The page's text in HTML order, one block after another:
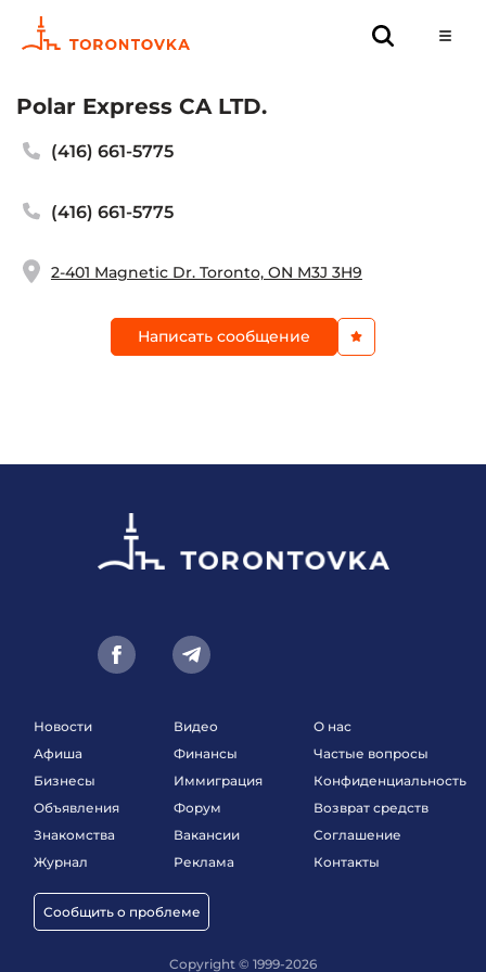
Polar Express CA LTD.
(416) 661-5775
(416) 661-5775
2-401 Magnetic Dr. Toronto, ON M3J 3H9
Написать сообщение
Новости
Афиша
Бизнесы
Объявления
Знакомства
Журнал
Сообщить о проблеме
Видео
Финансы
Иммиграция
Форум
Вакансии
Реклама
О нас
Частые вопросы
Конфиденциальность
Возврат средств
Соглашение
Контакты
Copyright © 1999-2026